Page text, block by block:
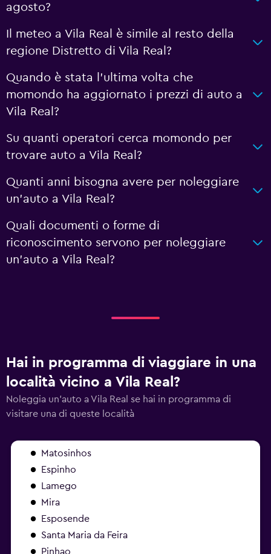
agosto?
Il meteo a Vila Real è simile al resto della
regione Distretto di Vila Real?
Quando è stata l'ultima volta che
momondo ha aggiornato i prezzi di auto a
Vila Real?
Su quanti operatori cerca momondo per
trovare auto a Vila Real?
Quanti anni bisogna avere per noleggiare
un'auto a Vila Real?
Quali documenti o forme di
riconoscimento servono per noleggiare
un'auto a Vila Real?
Hai in programma di viaggiare in una
località vicino a Vila Real?
Noleggia un'auto a Vila Real se hai in programma di
visitare una di queste località
Matosinhos
Espinho
Lamego
Mira
Esposende
Santa Maria da Feira
Pinhao